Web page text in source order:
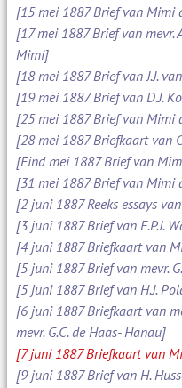
[15 mei 1887 Brief van Mimi
[17 mei 1887 Brief van mevr.
Mimi]
[18 mei 1887 Brief van J.J.
[19 mei 1887 Brief van D.J.
[25 mei 1887 Brief van Mimi
[28 mei 1887 Briefkaart van
[Eind mei 1887 Brief van
[31 mei 1887 Brief van Mimi
[2 juni 1887 Reeks essays
[3 juni 1887 Brief van F.P.J.
[4 juni 1887 Briefkaart van
[5 juni 1887 Brief van mevr.
[5 juni 1887 Brief van H.J.
[6 juni 1887 Briefkaart van
mevr. G.C. de Haas- Hanau]
[7 juni 1887 Briefkaart van
[9 juni 1887 Brief van H.